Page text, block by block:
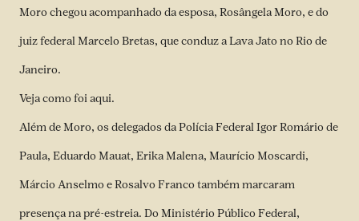
Moro chegou acompanhado da esposa, Rosângela Moro, e do
juiz federal Marcelo Bretas, que conduz a Lava Jato no Rio de
Janeiro.
Veja como foiaqui.
Além de Moro, os delegados da Polícia Federal Igor Romário de
Paula, Eduardo Mauat, Erika Malena, Maurício Moscardi,
Márcio Anselmo e Rosalvo Franco também marcaram
presença na pré-estreia. Do Ministério Público Federal,